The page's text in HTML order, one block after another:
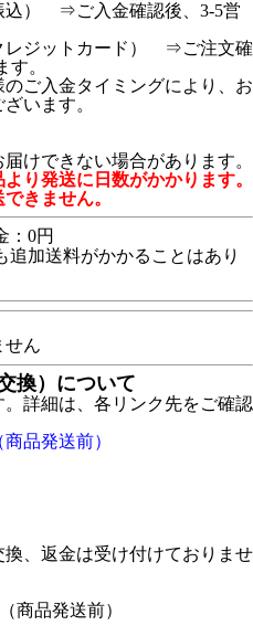
込） ⇒ご入金確認後、3-5営
レジットカード） ⇒ご注文確
。
ご入金タイミングにより、お
います。
けできない場合があります。
り発送に日数がかかります。
きません。
0円
追加送料がかかることはあり
せん
換）について
詳細は、各リンク先をご確認
品発送前）
、返金は受け付けておりませ
商品発送前）